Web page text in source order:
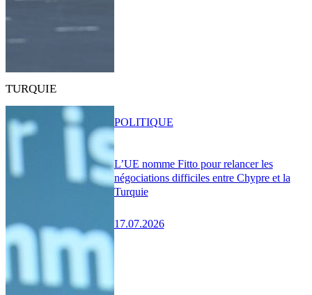
TURQUIE
L’UE nomme Fitto pour relancer les
négociations difficiles entre Chypre et la
Turquie
17.07.2026
POLITIQUE